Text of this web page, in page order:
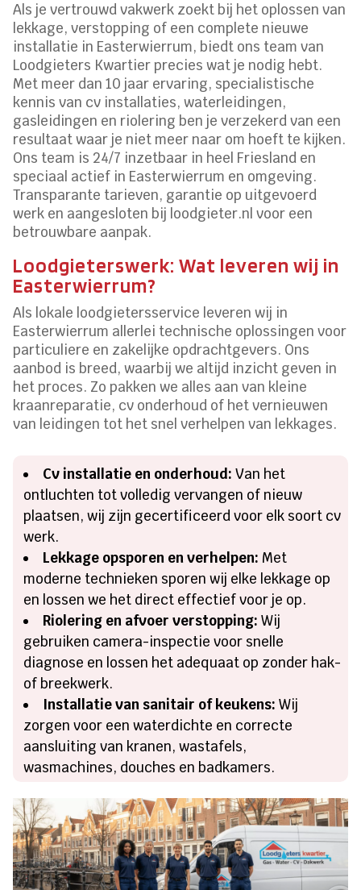
Als je vertrouwd vakwerk zoekt bij het oplossen van
lekkage, verstopping of een complete nieuwe
installatie in Easterwierrum, biedt ons team van
Loodgieters Kwartier precies wat je nodig hebt.
Met meer dan 10 jaar ervaring, specialistische
kennis van cv installaties, waterleidingen,
gasleidingen en riolering ben je verzekerd van een
resultaat waar je niet meer naar om hoeft te kijken.
Ons team is 24/7 inzetbaar in heel Friesland en
speciaal actief in Easterwierrum en omgeving.
Transparante tarieven, garantie op uitgevoerd
werk en aangesloten bij loodgieter.nl voor een
betrouwbare aanpak.
Loodgieterswerk: Wat leveren wij in
Easterwierrum?
Als lokale loodgietersservice leveren wij in
Easterwierrum allerlei technische oplossingen voor
particuliere en zakelijke opdrachtgevers. Ons
aanbod is breed, waarbij we altijd inzicht geven in
het proces. Zo pakken we alles aan van kleine
kraanreparatie, cv onderhoud of het vernieuwen
van leidingen tot het snel verhelpen van lekkages.
Cv installatie en onderhoud: Van het
ontluchten tot volledig vervangen of nieuw
plaatsen, wij zijn gecertificeerd voor elk soort cv
werk.
Lekkage opsporen en verhelpen: Met
moderne technieken sporen wij elke lekkage op
en lossen we het direct effectief voor je op.
Riolering en afvoer verstopping: Wij
gebruiken camera-inspectie voor snelle
diagnose en lossen het adequaat op zonder hak-
of breekwerk.
Installatie van sanitair of keukens: Wij
zorgen voor een waterdichte en correcte
aansluiting van kranen, wastafels,
wasmachines, douches en badkamers.